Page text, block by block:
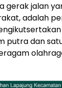
gerak jalan
adalah
putra dan